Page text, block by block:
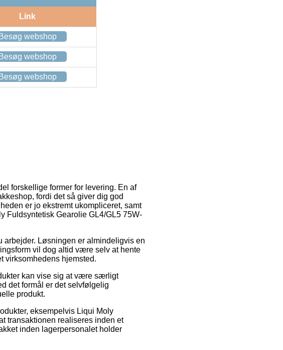
Link
Besøg webshop
Besøg webshop
Besøg webshop
forskellige former for levering. En af
fordi det så giver dig god
er jo ekstremt ukompliceret, samt
Fuldsyntetisk Gearolie GL4/GL5 75W-
arbejder. Løsningen er almindeligvis en
vil dog altid være selv at hente
virksomhedens hjemsted.
kan vise sig at være særligt
det formål er det selvfølgelig
produkt.
eksempelvis Liqui Moly
transaktionen realiseres inden et
inden lagerpersonalet holder